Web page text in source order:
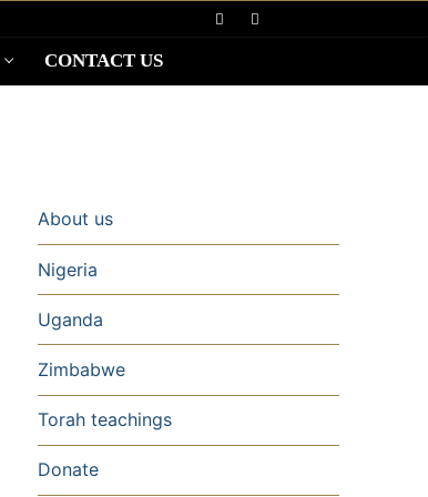
CONTACT US
About us
Nigeria
Uganda
Zimbabwe
Torah teachings
Donate